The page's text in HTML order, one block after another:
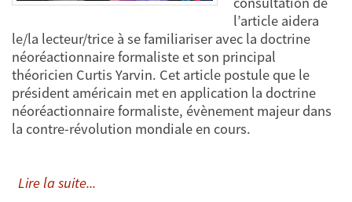
l’article aidera
le/la lecteur/trice à se familiariser avec la doctrine
néoréactionnaire formaliste et son principal
théoricien Curtis Yarvin. Cet article postule que le
président américain met en application la doctrine
néoréactionnaire formaliste, évènement majeur dans
la contre-révolution mondiale en cours.
Lire la suite...